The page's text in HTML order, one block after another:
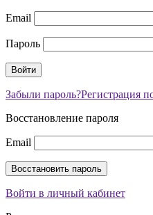
Email
Пароль
Забыли пароль?Регистрация
Восстановление пароля
Email
Войти в личный кабинет